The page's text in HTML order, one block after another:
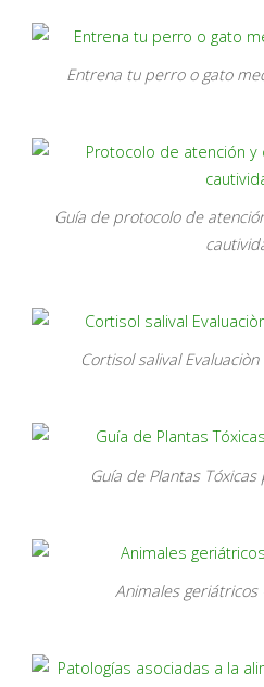
Entrena tu perro o gato
Guía de protocolo de
Cortisol salival
Guía de Plantas
Animales geriátricos